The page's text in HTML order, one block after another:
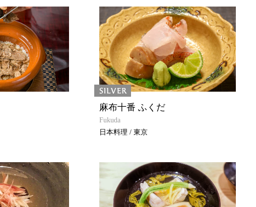
麻布十番 ふくだ
Fukuda
日本料理 / 東京